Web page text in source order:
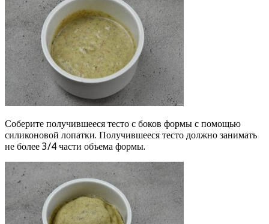
Соберите получившееся тесто с боков формы с помощью
силиконовой лопатки. Получившееся тесто должно занимать
не более 3/4 части объема формы.